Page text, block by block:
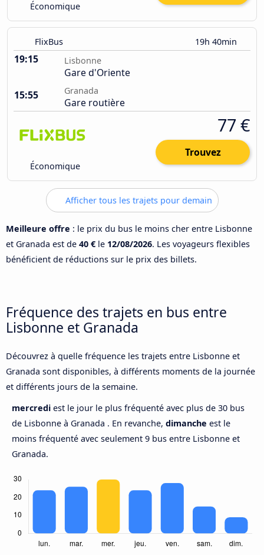
Économique
FlixBus 19h 40min
19:15 Lisbonne
Gare d'Oriente
15:55
Granada
Gare routière
Économique
77 €
Trouvez
Afficher tous les trajets pour demain
Meilleure offre : le prix du bus le moins cher entre Lisbonne
et Granada est de 40 € le 12/08/2026. Les voyageurs flexibles
bénéficient de réductions sur le prix des billets.
Fréquence des trajets en bus entre
Lisbonne et Granada
Découvrez à quelle fréquence les trajets entre Lisbonne et
Granada sont disponibles, à différents moments de la journée
et différents jours de la semaine.
mercredi est le jour le plus fréquenté avec plus de 30 bus
de Lisbonne à Granada . En revanche, dimanche est le
moins fréquenté avec seulement 9 bus entre Lisbonne et
Granada.